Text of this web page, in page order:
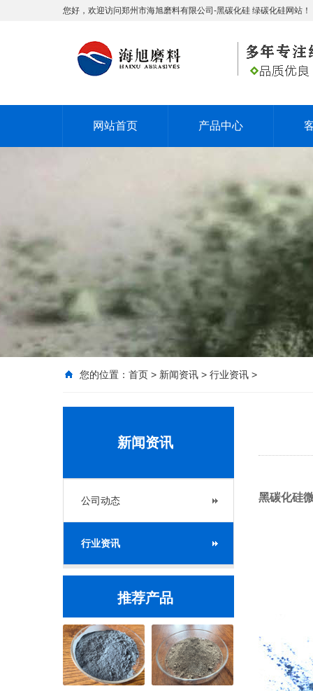
您好，欢迎访问郑州市海旭磨料有限公司-黑碳化硅 绿碳化硅网站！
网站首页 产品中心
您的位置： 首页 > 新闻资讯 > 行业资讯 >
新闻资讯
公司动态
行业资讯
推荐产品
黑碳化硅